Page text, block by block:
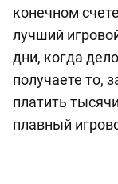
конечном
лучший
дни, когда
получаете то,
платить
плавный